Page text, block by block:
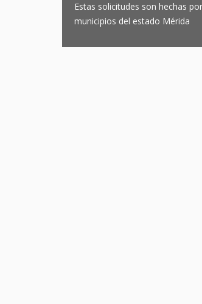
Estas solicitudes son hechas
municipios del estado Mérida